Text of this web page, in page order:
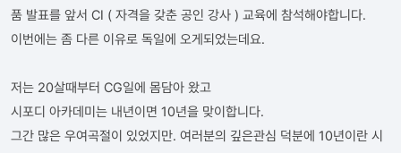
유저그룹세미나
품 발표를 앞서 CI ( 자격을 갖춘 공인 강사 ) 교육에 참석해야합니다.
이번에는 좀 다른 이유로 독일에 오게되었는데요.
저는 20살때부터 CG일에 몸담아 왔고
시포디 아카데미는 내년이면 10년을 맞이합니다.
그간 많은 우여곡절이 있었지만. 여러분의 깊은관심 덕분에 10년이란 시